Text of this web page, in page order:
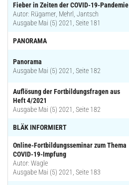
Fieber in Zeiten der COVID-19-Pandemie
Autor: Rügamer, Mehrl, Jantsch
Ausgabe Mai (5) 2021, Seite 181
PANORAMA
Panorama
Ausgabe Mai (5) 2021, Seite 182
Auflösung der Fortbildungsfragen aus
Heft 4/2021
Ausgabe Mai (5) 2021, Seite 182
BLÄK INFORMIERT
Online-Fortbildungsseminar zum Thema
COVID-19-Impfung
Autor: Wagle
Ausgabe Mai (5) 2021, Seite 183